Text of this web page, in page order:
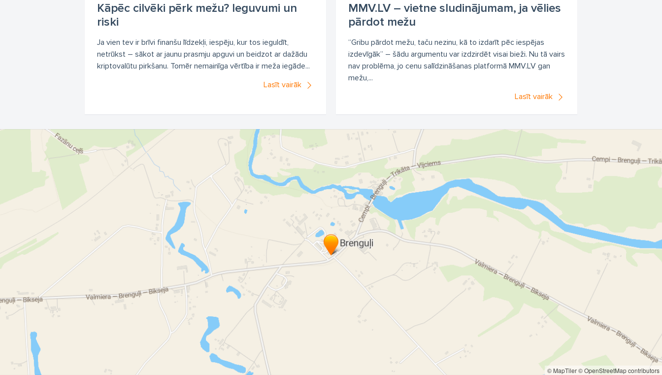
Kāpēc cilvēki pērk mežu? Ieguvumi un
riski
Ja vien tev ir brīvi finanšu līdzekļi, iespēju, kur tos ieguldīt,
netrūkst – sākot ar jaunu prasmju apguvi un beidzot ar dažādu
kriptovalūtu pirkšanu. Tomēr nemainīga vērtība ir meža iegāde...
Lasīt vairāk
MMV.LV – vietne sludinājumam, ja vēlies
pārdot mežu
“Gribu pārdot mežu, taču nezinu, kā to izdarīt pēc iespējas
izdevīgāk” – šādu argumentu var izdzirdēt visai bieži. Nu tā vairs
nav problēma, jo cenu salīdzināšanas platformā MMV.LV gan
mežu,...
Lasīt vairāk
© MapTiler© OpenStreetMap contributors